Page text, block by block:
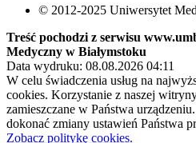
© 2012-2025 Uniwersytet
Treść pochodzi z serwisu
Medyczny w Białymstoku
Data wydruku: 08.08.2026 04:11
W celu świadczenia usług na
cookies. Korzystanie z naszej
zamieszczane w Państwa
dokonać zmiany ustawień Państwa
Zobacz politykę cookies.